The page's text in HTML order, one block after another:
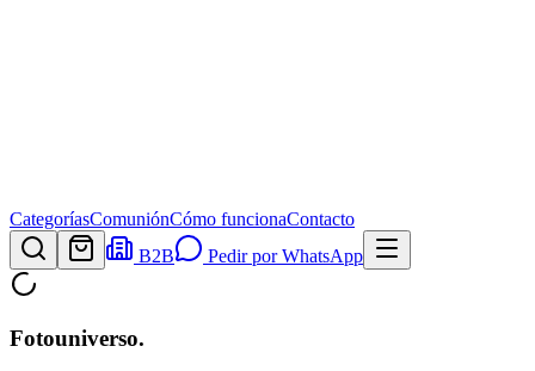
CategoríasComuniónCómo funcionaContacto
B2B
Pedir por WhatsApp
Fotouniverso.